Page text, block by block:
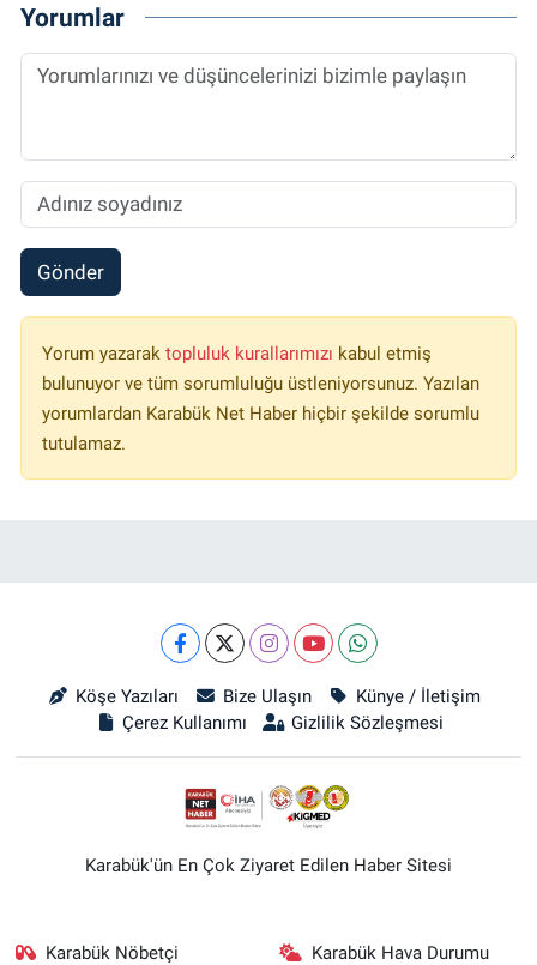
Yorumlar
Gönder
Yorum yazarak topluluk kurallarımızı kabul etmiş
bulunuyor ve tüm sorumluluğu üstleniyorsunuz. Yazılan
yorumlardan Karabük Net Haber hiçbir şekilde sorumlu
tutulamaz.
Köşe Yazıları Bize Ulaşın
Künye / İletişim
Çerez Kullanımı
Gizlilik Sözleşmesi
Karabük'ün En Çok Ziyaret Edilen Haber Sitesi
Karabük Nöbetçi
Karabük Hava Durumu